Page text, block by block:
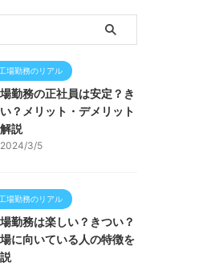
場勤務のリアル
勤務の正社員は安定？き
？メリット・デメリット
説
2024/3/5
場勤務のリアル
勤務は楽しい？きつい？
に向いている人の特徴を